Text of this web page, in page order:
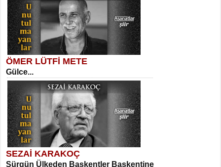
MEHMET TAŞTAN
Vagon’da Bir Şairle...
Ayağıma Dolanan Yokuş...
Mehmet Çoban
Elmira...
ÖMER LÜTFİ METE
Gülce...
SEZAİ KARAKOÇ
Sürgün Ülkeden Başkentler Başkentine